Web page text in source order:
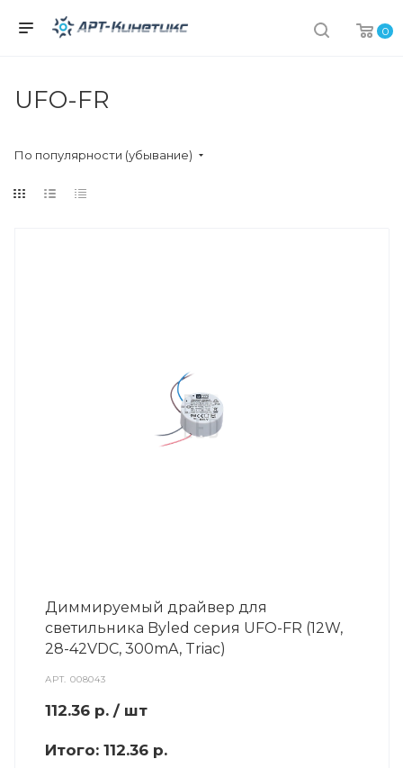
0
UFO-FR
По популярности (убывание)
Диммируемый драйвер для
светильника Byled серия UFO-FR (12W,
28-42VDC, 300mA, Triac)
АРТ.008043
112.36 р. / шт
Итого: 112.36 р.